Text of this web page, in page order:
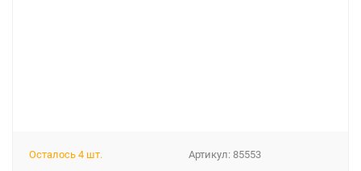
Артикул: 85553
Осталось 4 шт.